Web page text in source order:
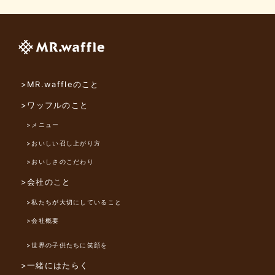
>MR.waffleのこと
>ワッフルのこと
>メニュー
>おいしい召し上がり方
>おいしさのこだわり
>会社のこと
>私たちが大切にしていること
>会社概要
>世界の子供たちに笑顔を
>一緒にはたらく